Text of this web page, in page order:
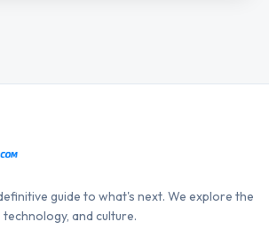
guide to what's next. We explore the
and culture.